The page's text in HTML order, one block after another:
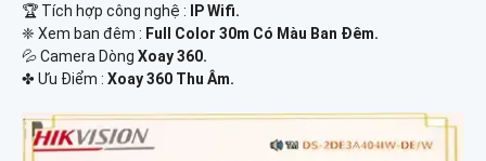
🏆 Tích hợp công nghệ :
IP Wifi.
❈ Xem ban đêm : Full Color 30m Có Màu Ban Đêm.
💦 Camera Dòng Xoay 360.
️✤ Ưu Điểm : Xoay 360 Thu Âm.